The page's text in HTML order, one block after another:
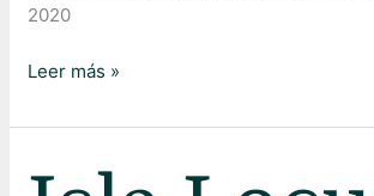
2020
Leer más »